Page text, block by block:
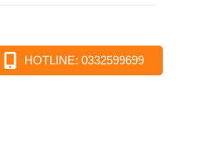
HOTLINE: 0332599699